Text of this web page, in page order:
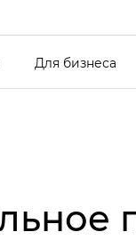
Для бизнеса